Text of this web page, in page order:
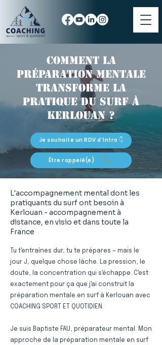
Comment la
préparation mentale
transforme la
pratique du surf à
Kerlouan ?
Je souhaite un RDV d'Intro 👇
Être rappelé(e)
L'accompagnement mental dont les
pratiquants du surf ont besoin à
Kerlouan - accompagnement à
distance, en visio et dans toute la
France
Tu t'entraînes dur, tu te prépares — mais le
jour J, quelque chose lâche. La pression, le
doute, la concentration qui s'échappe. C'est
exactement pour ça que j'ai construit la
préparation mentale en surf à Kerlouan avec
COACHING SPORT ET QUOTIDIEN.
Je suis Baptiste FAU, préparateur mental. Mon
approche de la préparation mentale en surf